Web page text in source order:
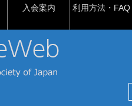
入会案内 利用方法・FAQ